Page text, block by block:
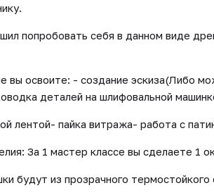
попробовать себя в данном виде
вы освоите: - создание эскиза(Либо
деталей на шлифовальной
лентой- пайка витража- работа с
За 1 мастер классе вы сделаете 1
будут из прозрачного термостойкого